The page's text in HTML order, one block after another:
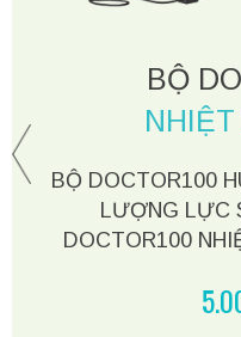
BỘ
BỘ DOCTOR100
LƯỢNG LỰC
DOCTOR100
miễn phí tại trung